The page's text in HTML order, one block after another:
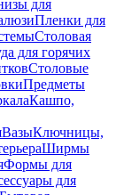
для
Пленки для
Столовая
для горячих
Столовые
Предметы
Кашпо,
ВазыКлючницы,
Ширмы
Формы для
для